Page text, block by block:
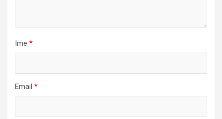
Ime *
Email *